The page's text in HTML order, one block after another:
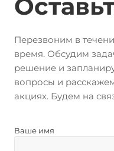
Перезвоним в
время. Обсудим
решение и
вопросы и
акциях. Будем на
Ваше имя